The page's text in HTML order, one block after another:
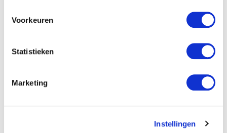
Voorkeuren
Statistieken
Marketing
Instellingen